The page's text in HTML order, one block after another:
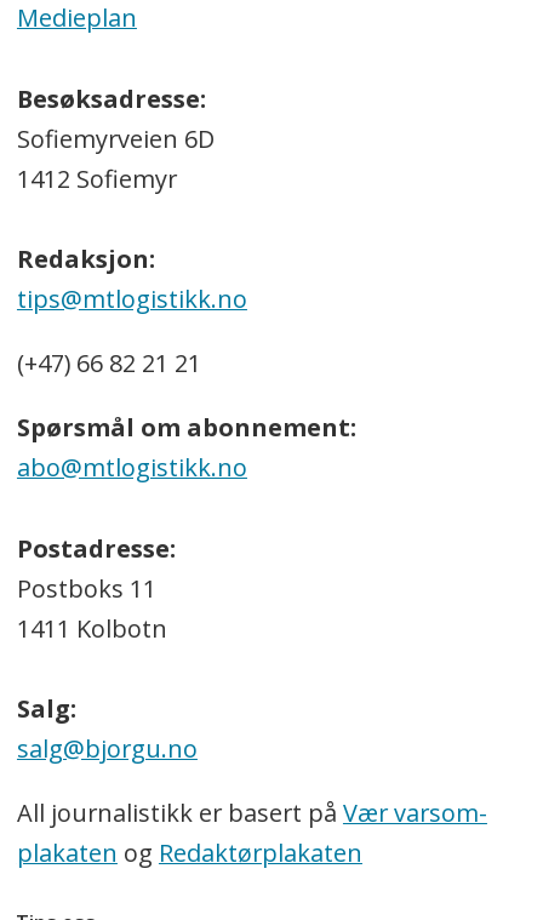
Medieplan
Besøksadresse:
Sofiemyrveien 6D
1412 Sofiemyr
Redaksjon:
tips@mtlogistikk.no
(+47) 66 82 21 21
Spørsmål om abonnement:
abo@mtlogistikk.no
Postadresse:
Postboks 11
1411 Kolbotn
Salg:
salg@bjorgu.no
All journalistikk er basert på Vær varsom-
plakaten og Redaktørplakaten